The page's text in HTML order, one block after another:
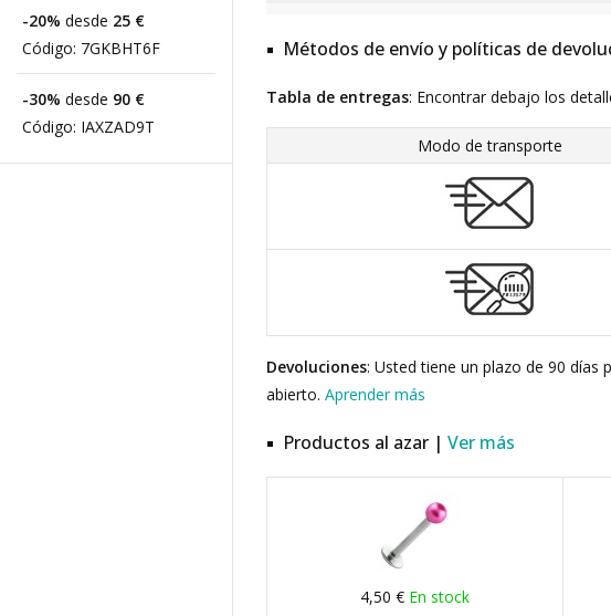
-20% desde 25 €
Código: 7GKBHT6F
-30% desde 90 €
Código: IAXZAD9T
Métodos de envío y políticas de
Tabla de entregas: Encontrar debajo los
Modo de transporte
Devoluciones: Usted tiene un plazo de 90
abierto. Aprender más
Productos al azar | Ver más
4,50 € En stock